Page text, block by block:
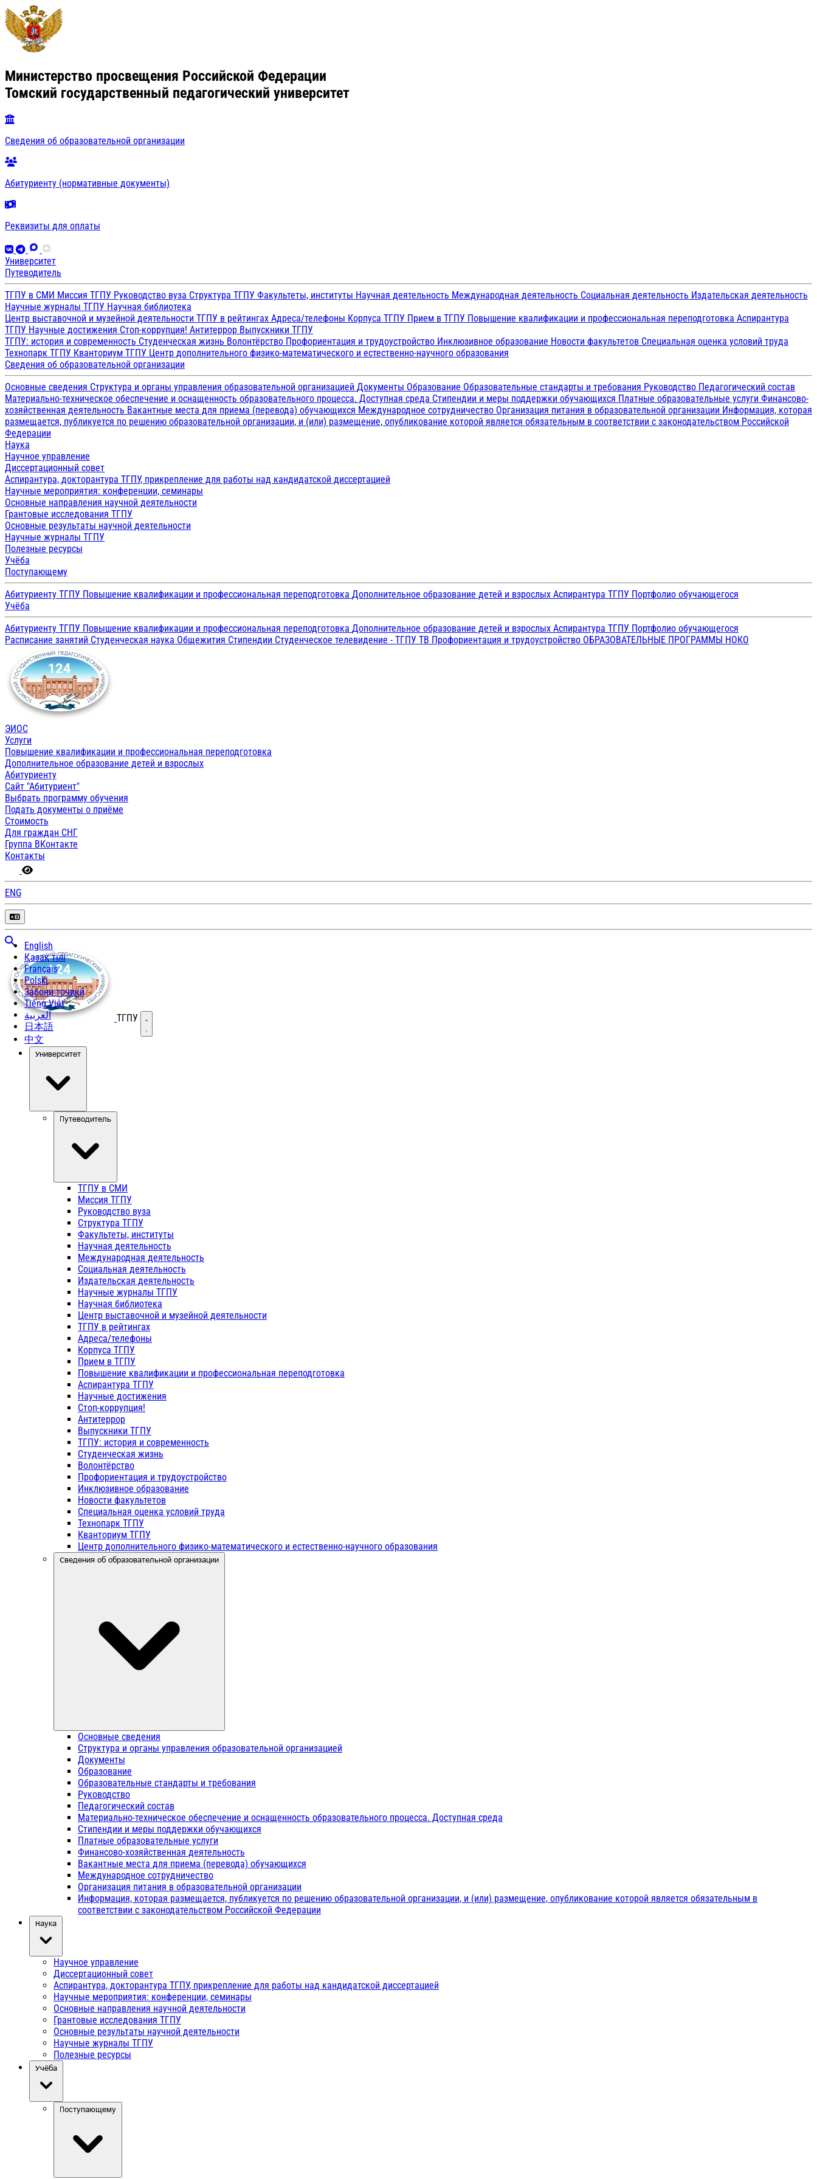
Министерство просвещения Российской Федерации
Томский государственный педагогический университет
Сведения об образовательной организации
Абитуриенту (нормативные документы)
Реквизиты для оплаты
Университет
Путеводитель
ТГПУ в СМИ Миссия ТГПУ Руководство вуза Структура ТГПУ Факультеты, институты Научная деятельность Международная деятельность Социальная деятельность Издательская деятельность
Научные журналы ТГПУ Научная библиотека
Центр выставочной и музейной деятельности ТГПУ в рейтингах Адреса/телефоны Корпуса ТГПУ Прием в ТГПУ Повышение квалификации и профессиональная переподготовка Аспирантура
ТГПУ Научные достижения Стоп-коррупция! Антитеррор Выпускники ТГПУ
ТГПУ: история и современность Студенческая жизнь Волонтёрство Профориентация и трудоустройство Инклюзивное образование Новости факультетов Специальная оценка условий труда
Технопарк ТГПУ Кванториум ТГПУ Центр дополнительного физико-математического и естественно-научного образования
Сведения об образовательной организации
Основные сведения Структура и органы управления образовательной организацией Документы Образование Образовательные стандарты и требования Руководство Педагогический состав
Материально-техническое обеспечение и оснащенность образовательного процесса. Доступная среда Стипендии и меры поддержки обучающихся Платные образовательные услуги Финансово-
хозяйственная деятельность Вакантные места для приема (перевода) обучающихся Международное сотрудничество Организация питания в образовательной организации Информация, которая
размещается, публикуется по решению образовательной организации, и (или) размещение, опубликование которой является обязательным в соответствии с законодательством Российской
Федерации
Наука
Научное управление
Диссертационный совет
Аспирантура, докторантура ТГПУ, прикрепление для работы над кандидатской диссертацией
Научные мероприятия: конференции, семинары
Основные направления научной деятельности
Грантовые исследования ТГПУ
Основные результаты научной деятельности
Научные журналы ТГПУ
Полезные ресурсы
Учёба
Поступающему
Абитуриенту ТГПУ Повышение квалификации и профессиональная переподготовка Дополнительное образование детей и взрослых Аспирантура ТГПУ Портфолио обучающегося
Учёба
Абитуриенту ТГПУ Повышение квалификации и профессиональная переподготовка Дополнительное образование детей и взрослых Аспирантура ТГПУ Портфолио обучающегося
Расписание занятий Студенческая наука Общежития Стипендии Студенческое телевидение - ТГПУ ТВ Профориентация и трудоустройство ОБРАЗОВАТЕЛЬНЫЕ ПРОГРАММЫ НОКО
ЭИОС
Услуги
Повышение квалификации и профессиональная переподготовка
Дополнительное образование детей и взрослых
Абитуриенту
Сайт "Абитуриент"
Выбрать программу обучения
Подать документы о приёме
Стоимость
Для граждан СНГ
Группа ВКонтакте
Контакты
ENG
English
Қазақ тілі
Français
Polski
Забони тоҷикӣ
Tiếng Việt
العربية
日本語
中文
ТГПУ Открыть меню
Университет
Путеводитель
ТГПУ в СМИ
Миссия ТГПУ
Руководство вуза
Структура ТГПУ
Факультеты, институты
Научная деятельность
Международная деятельность
Социальная деятельность
Издательская деятельность
Научные журналы ТГПУ
Научная библиотека
Центр выставочной и музейной деятельности
ТГПУ в рейтингах
Адреса/телефоны
Корпуса ТГПУ
Прием в ТГПУ
Повышение квалификации и профессиональная переподготовка
Аспирантура ТГПУ
Научные достижения
Стоп-коррупция!
Антитеррор
Выпускники ТГПУ
ТГПУ: история и современность
Студенческая жизнь
Волонтёрство
Профориентация и трудоустройство
Инклюзивное образование
Новости факультетов
Специальная оценка условий труда
Технопарк ТГПУ
Кванториум ТГПУ
Центр дополнительного физико-математического и естественно-научного образования
Сведения об образовательной организации
Основные сведения
Структура и органы управления образовательной организацией
Документы
Образование
Образовательные стандарты и требования
Руководство
Педагогический состав
Материально-техническое обеспечение и оснащенность образовательного процесса. Доступная среда
Стипендии и меры поддержки обучающихся
Платные образовательные услуги
Финансово-хозяйственная деятельность
Вакантные места для приема (перевода) обучающихся
Международное сотрудничество
Организация питания в образовательной организации
Информация, которая размещается, публикуется по решению образовательной организации, и (или) размещение, опубликование которой является обязательным в
соответствии с законодательством Российской Федерации
Наука
Научное управление
Диссертационный совет
Аспирантура, докторантура ТГПУ, прикрепление для работы над кандидатской диссертацией
Научные мероприятия: конференции, семинары
Основные направления научной деятельности
Грантовые исследования ТГПУ
Основные результаты научной деятельности
Научные журналы ТГПУ
Полезные ресурсы
Учёба
Поступающему